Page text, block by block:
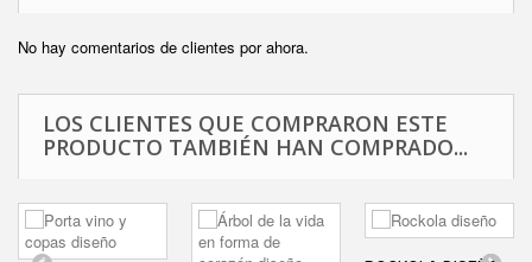
No hay comentarios de clientes por ahora.
LOS CLIENTES QUE COMPRARON ESTE
PRODUCTO TAMBIÉN HAN COMPRADO...